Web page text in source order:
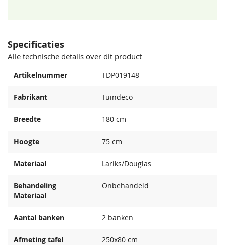
Specificaties
Alle technische details over dit product
Artikelnummer TDP019148
Fabrikant Tuindeco
Breedte 180 cm
Hoogte 75 cm
Materiaal Lariks/Douglas
Behandeling
Materiaal
Onbehandeld
Aantal banken 2 banken
Afmeting tafel 250x80 cm